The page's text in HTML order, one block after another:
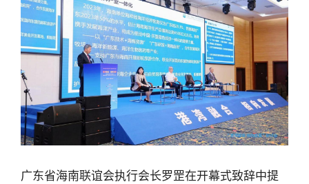
广东省海南联谊会执行会长罗罡在开幕式致辞中提